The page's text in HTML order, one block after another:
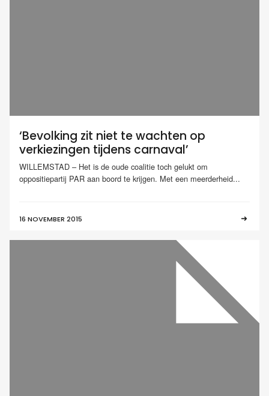
‘Bevolking zit niet te wachten op
verkiezingen tijdens carnaval’
WILLEMSTAD – Het is de oude coalitie toch gelukt om
oppositiepartij PAR aan boord te krijgen. Met een meerderheid...
16 NOVEMBER 2015